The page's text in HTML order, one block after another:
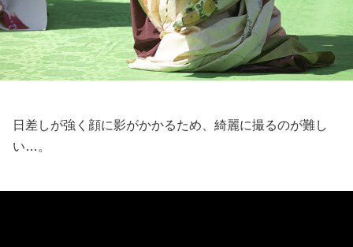
日差しが強く顔に影がかかるため、綺麗に撮るのが難し
い…。